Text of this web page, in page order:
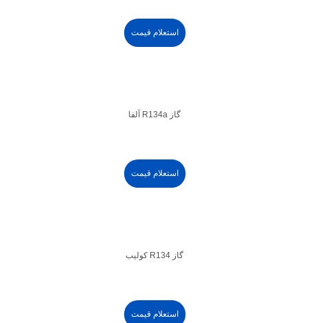
استعلام قیمت
گاز R134a آلفا
استعلام قیمت
گاز R134 کولیب
استعلام قیمت